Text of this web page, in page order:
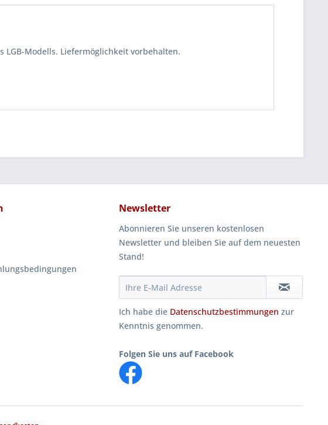
LGB-Modells. Liefermöglichkeit vorbehalten.
Newsletter
Abonnieren Sie unseren kostenlosen
Newsletter und bleiben Sie auf dem neuesten
Stand!
Ich habe die Datenschutzbestimmungen zur
Kenntnis genommen.
Folgen Sie uns auf Facebook